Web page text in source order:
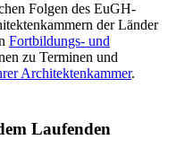
Folgen des EuGH-
der Länder
Fortbildungs- und
zu Terminen und
Architektenkammer.
Laufenden